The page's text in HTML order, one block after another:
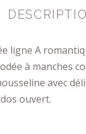
ligne A
à manches
avec
ouvert.